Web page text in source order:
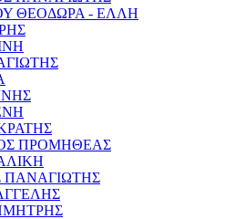
ΘΕΟΔΩΡΑ - ΕΛΛΗ
ΠΡΟΜΗΘΕΑΣ